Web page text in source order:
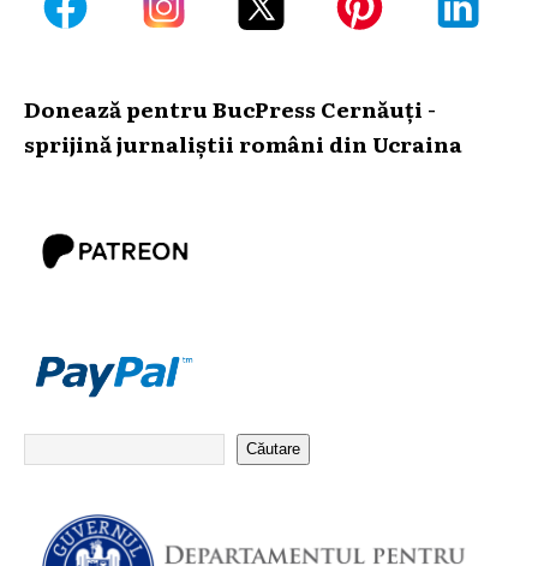
Donează pentru BucPress Cernăuți -
sprijină jurnaliștii români din Ucraina
Căutare